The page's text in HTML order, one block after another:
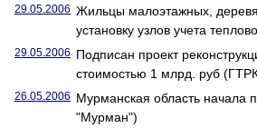
29.05.2006 Жильцы малоэтажных,
установку узлов учета
29.05.2006 Подписан проект
стоимостью 1 млрд. руб
26.05.2006 Мурманская область начала
"Мурман")